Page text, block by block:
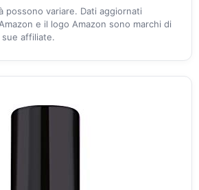
possono variare. Dati aggiornati
e il logo Amazon sono marchi di
sue affiliate.